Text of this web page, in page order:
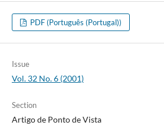
PDF (Português (Portugal))
Issue
Vol. 32 No. 6 (2001)
Section
Artigo de Ponto de Vista